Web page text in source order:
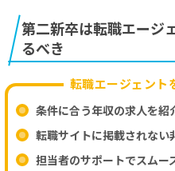
第二新卒は転職エージ
るべき
転職エージェント
条件に合う年収の求人を紹
転職サイトに掲載されない
担当者のサポートでスムー